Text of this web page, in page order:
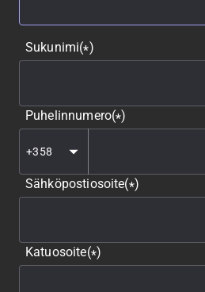
Sukunimi(*)
Puhelinnumero(*)
Sähköpostiosoite(*)
Katuosoite(*)